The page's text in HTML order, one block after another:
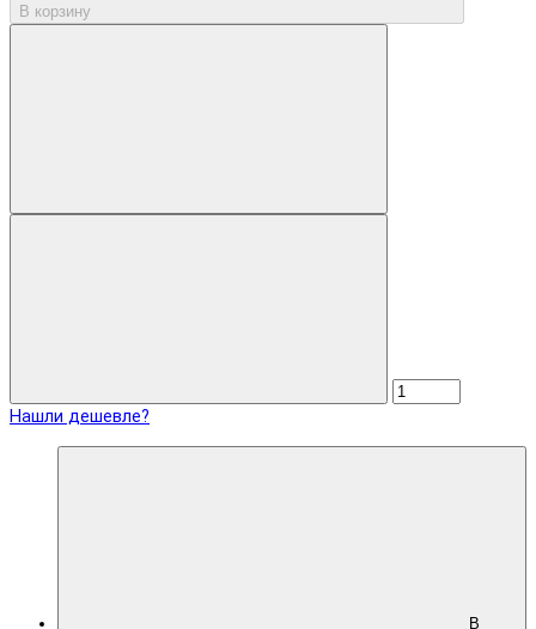
В корзину
Нашли дешевле?
В